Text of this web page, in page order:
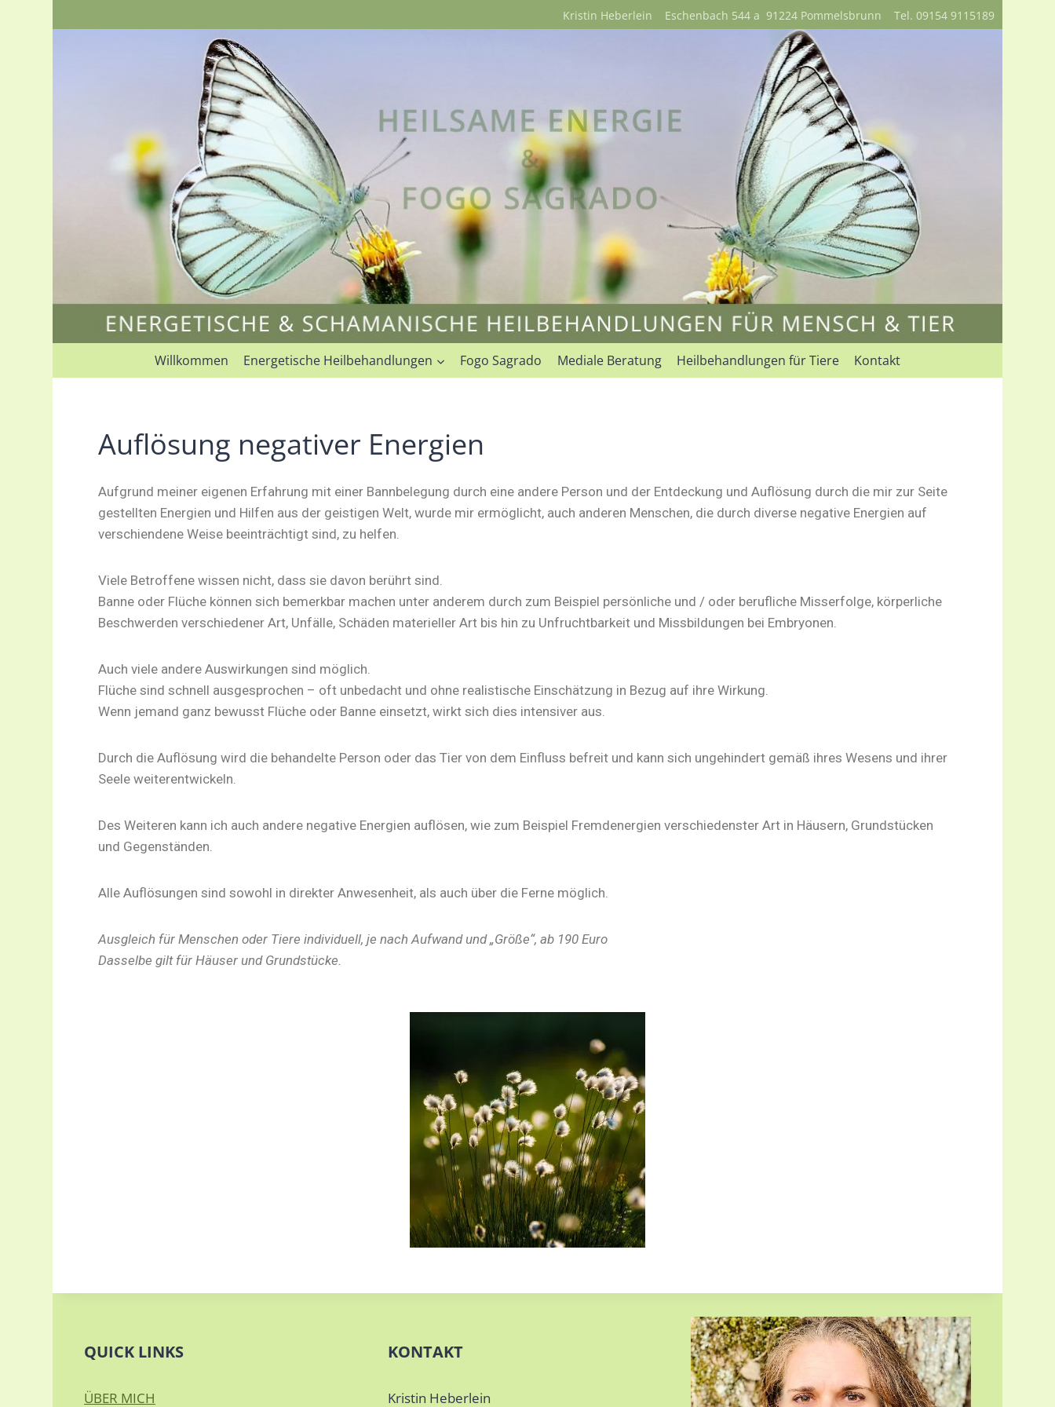
Kristin Heberlein Eschenbach 544 a 91224 Pommelsbrunn Tel. 09154 9115189
Willkommen Energetische Heilbehandlungen Fogo Sagrado Mediale Beratung Heilbehandlungen für Tiere Kontakt
Auflösung negativer Energien
Aufgrund meiner eigenen Erfahrung mit einer Bannbelegung durch eine andere Person und der Entdeckung und Auflösung durch die mir zur Seite
gestellten Energien und Hilfen aus der geistigen Welt, wurde mir ermöglicht, auch anderen Menschen, die durch diverse negative Energien auf
verschiendene Weise beeinträchtigt sind, zu helfen.
Viele Betroffene wissen nicht, dass sie davon berührt sind.
Banne oder Flüche können sich bemerkbar machen unter anderem durch zum Beispiel persönliche und / oder berufliche Misserfolge, körperliche
Beschwerden verschiedener Art, Unfälle, Schäden materieller Art bis hin zu Unfruchtbarkeit und Missbildungen bei Embryonen.
Auch viele andere Auswirkungen sind möglich.
Flüche sind schnell ausgesprochen – oft unbedacht und ohne realistische Einschätzung in Bezug auf ihre Wirkung.
Wenn jemand ganz bewusst Flüche oder Banne einsetzt, wirkt sich dies intensiver aus.
Durch die Auflösung wird die behandelte Person oder das Tier von dem Einfluss befreit und kann sich ungehindert gemäß ihres Wesens und ihrer
Seele weiterentwickeln.
Des Weiteren kann ich auch andere negative Energien auflösen, wie zum Beispiel Fremdenergien verschiedenster Art in Häusern, Grundstücken
und Gegenständen.
Alle Auflösungen sind sowohl in direkter Anwesenheit, als auch über die Ferne möglich.
Ausgleich für Menschen oder Tiere individuell, je nach Aufwand und „Größe“, ab 190 Euro
Dasselbe gilt für Häuser und Grundstücke.
QUICK LINKS
ÜBER MICH
KONTAKT
Kristin Heberlein